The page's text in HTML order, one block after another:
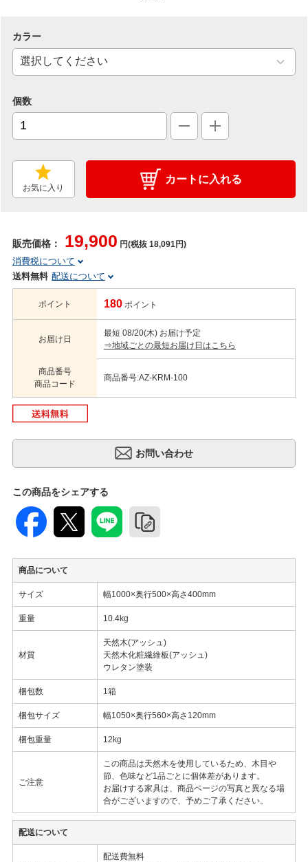
カラー
個数
お気に入り
カートに入れる
販売価格： 19,900 円(税抜 18,091円)
消費税について
送料無料 配送について
ポイント 180 ポイント
お届け日
最短 08/20(木) お届け予定
⇒地域ごとの最短お届け日はこちら
商品番号
商品コード
商品番号:AZ-KRM-100
この商品をシェアする
商品について
サイズ 幅1000×奥行500×高さ400mm
重量 10.4kg
材質
天然木(アッシュ)
天然木化粧繊維板(アッシュ)
ウレタン塗装
梱包数 1箱
梱包サイズ 幅1050×奥行560×高さ120mm
梱包重量 12kg
ご注意
この商品は天然木を使用しているため、木目や
節、色味など1品ごとに個体差があります。
お届けする家具は、商品ページの写真と異なる場
合がございますので、予めご了承ください。
配送について
配送費無料